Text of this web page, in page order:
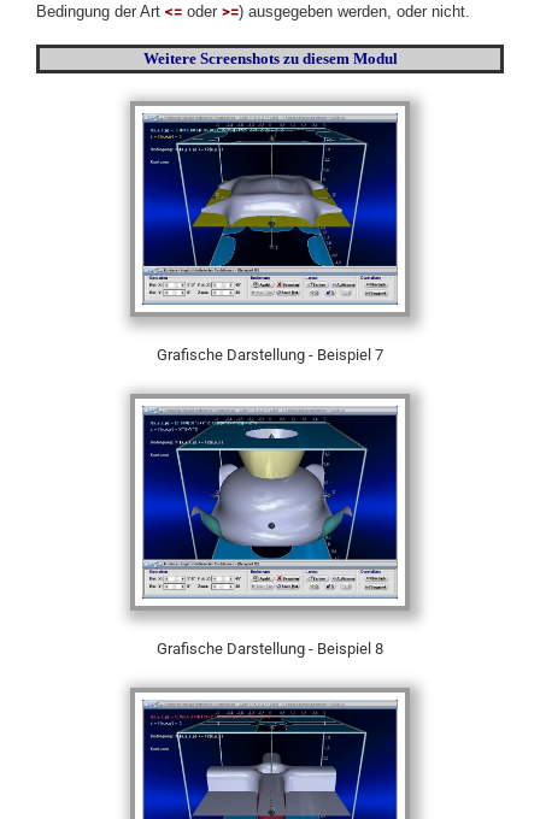
Bedingung der Art <= oder >=) ausgegeben werden, oder nicht.
Weitere Screenshots zu diesem Modul
Grafische Darstellung - Beispiel 7
Grafische Darstellung - Beispiel 8